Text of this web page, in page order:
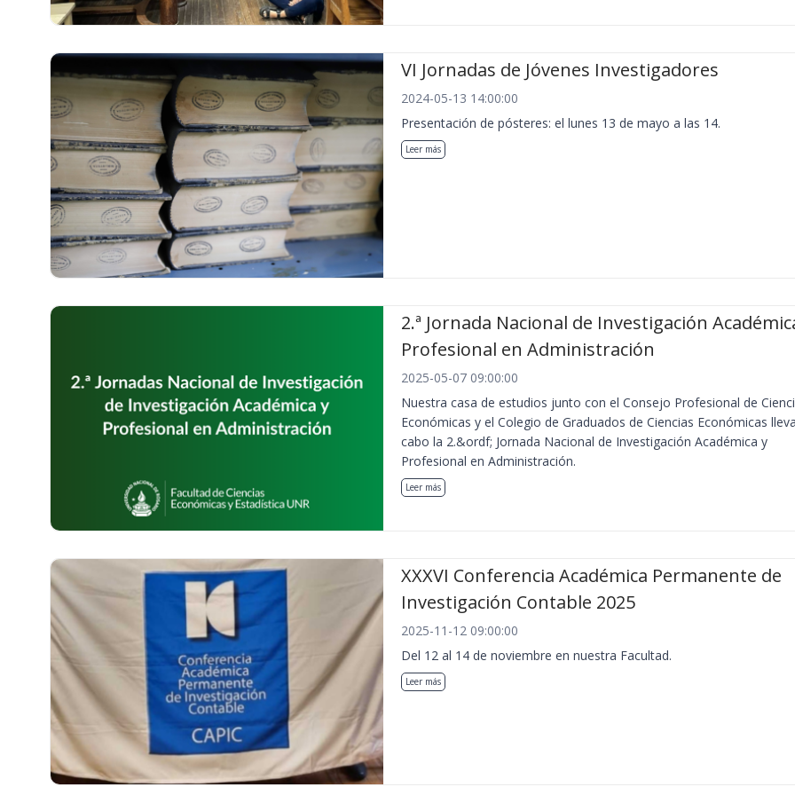
VI Jornadas de Jóvenes Investigadores
2024-05-13 14:00:00
Presentación de pósteres: el lunes 13 de mayo a las 14.
Leer más
2.ª Jornada Nacional de Investigación
Profesional en Administración
2025-05-07 09:00:00
Nuestra casa de estudios junto con el Consejo Profesional de
Económicas y el Colegio de Graduados de Ciencias Económicas
cabo la 2.&ordf; Jornada Nacional de Investigación Académica y
Profesional en Administración.
Leer más
XXXVI Conferencia Académica Permanente de
Investigación Contable 2025
2025-11-12 09:00:00
Del 12 al 14 de noviembre en nuestra Facultad.
Leer más